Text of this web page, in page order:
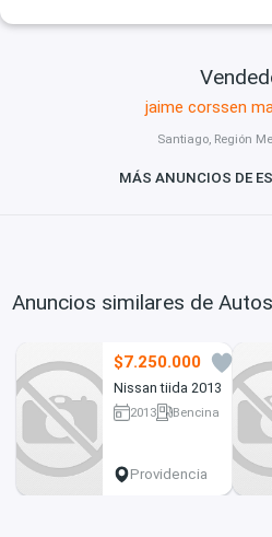
jaime corssen
Santiago, Región
MÁS ANUNCIOS DE
Anuncios similares de
$7.250.000
Nissan tiida 2013
2013
Bencina
Providencia